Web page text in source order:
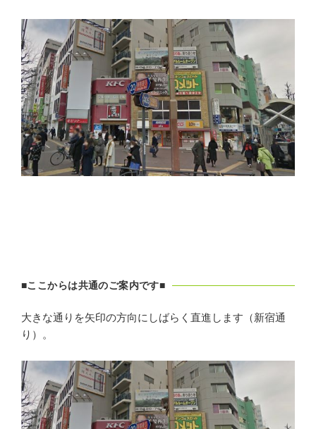
■ここからは共通のご案内です■
大きな通りを矢印の方向にしばらく直進します（新宿通
り）。